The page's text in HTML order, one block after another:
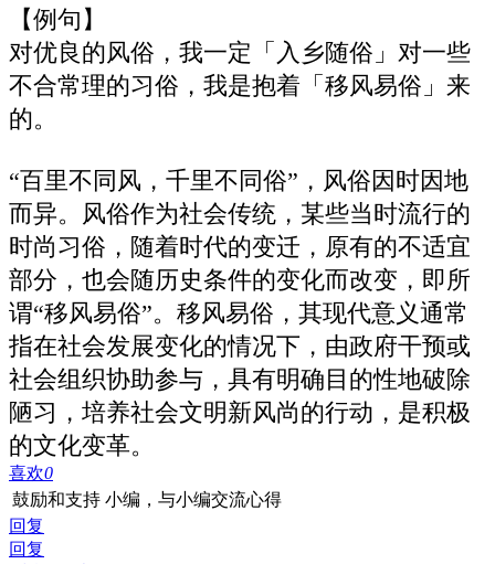
【例句】
对优良的风俗，我一定「入乡随俗」对一些
不合常理的习俗，我是抱着「移风易俗」来
的。
“百里不同风，千里不同俗”，风俗因时因地
而异。风俗作为社会传统，某些当时流行的
时尚习俗，随着时代的变迁，原有的不适宜
部分，也会随历史条件的变化而改变，即所
谓“移风易俗”。移风易俗，其现代意义通常
指在社会发展变化的情况下，由政府干预或
社会组织协助参与，具有明确目的性地破除
陋习，培养社会文明新风尚的行动，是积极
的文化变革。
喜欢0
鼓励和支持 小编，与小编交流心得
回复
回复